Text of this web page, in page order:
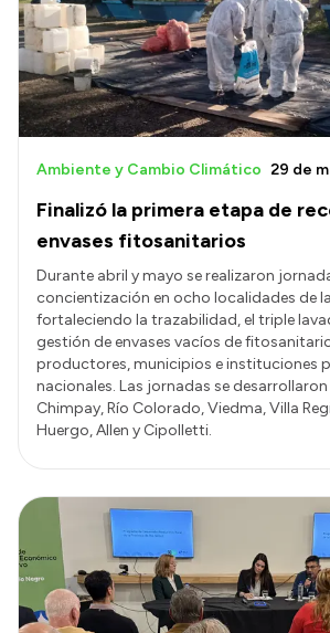
Finalizó la primera etapa de
envases fitosanitarios
Ambiente y Cambio Climático 29 de
Durante abril y mayo se realizaron
concientización en ocho localidades de
fortaleciendo la trazabilidad, el triple
gestión de envases vacíos de
productores, municipios e instituciones
nacionales. Las jornadas se desarrollaron
Chimpay, Río Colorado, Viedma, Villa
Huergo, Allen y Cipolletti.